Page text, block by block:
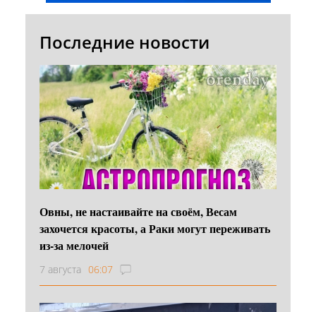
Последние новости
Овны, не настаивайте на своём, Весам
захочется красоты, а Раки могут переживать
из-за мелочей
7 августа 06:07